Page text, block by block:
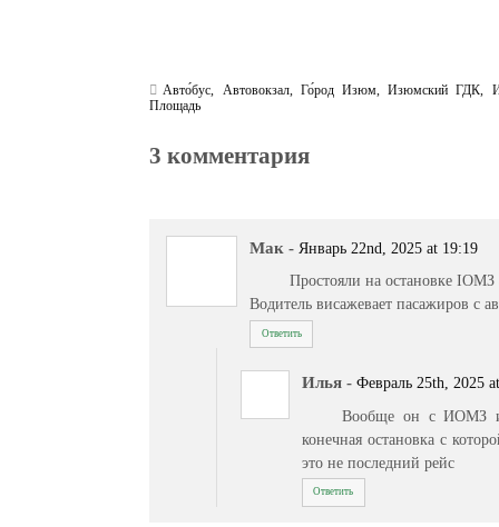
Авто́бус, Автовокзал, Го́род Изюм,Изюмский ГДК,
Площадь
3 комментария
Мак - Январь 22nd, 2025 at 19:19
Простояли на остановке ІОМЗ
Водитель висажевает пасажиров с
Ответить
Илья - Февраль 25th, 2025
Вообще он с ИОМЗ
конечная остановка с
это не последний рейс
Ответить